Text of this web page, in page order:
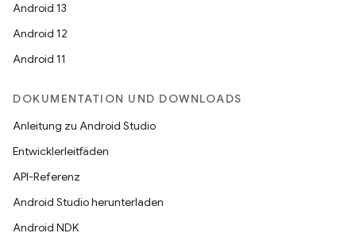
Android 13
Android 12
Android 11
DOKUMENTATION UND DOWNLOADS
Anleitung zu Android Studio
Entwicklerleitfäden
API-Referenz
Android Studio herunterladen
Android NDK